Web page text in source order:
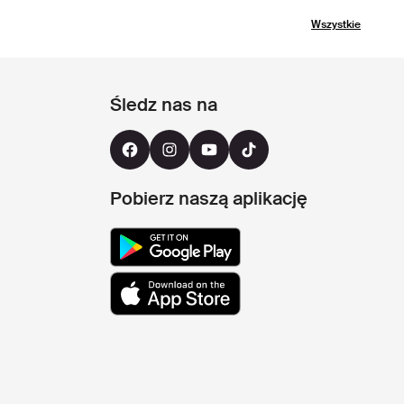
Wszystkie
Śledz nas na
Pobierz naszą aplikację